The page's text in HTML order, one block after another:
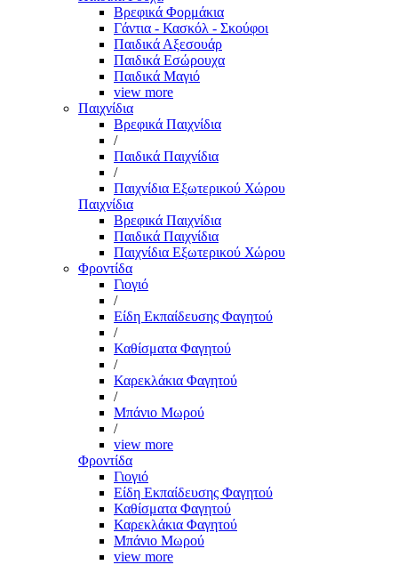
Βρεφικά Φορμάκια
Γάντια - Κασκόλ - Σκούφοι
Παιδικά Αξεσουάρ
Παιδικά Εσώρουχα
Παιδικά Μαγιό
view more
Παιχνίδια
Βρεφικά Παιχνίδια
/
Παιδικά Παιχνίδια
/
Παιχνίδια Εξωτερικού Χώρου
Παιχνίδια
Βρεφικά Παιχνίδια
Παιδικά Παιχνίδια
Παιχνίδια Εξωτερικού Χώρου
Φροντίδα
Γιογιό
/
Είδη Εκπαίδευσης Φαγητού
/
Καθίσματα Φαγητού
/
Καρεκλάκια Φαγητού
/
Μπάνιο Μωρού
/
view more
Φροντίδα
Γιογιό
Είδη Εκπαίδευσης Φαγητού
Καθίσματα Φαγητού
Καρεκλάκια Φαγητού
Μπάνιο Μωρού
view more